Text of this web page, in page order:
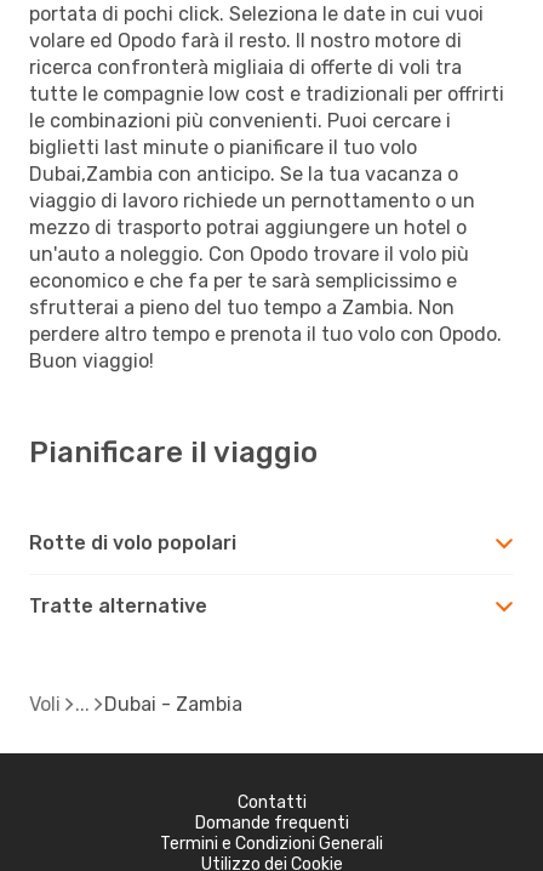
portata di pochi click. Seleziona le date in cui vuoi
volare ed Opodo farà il resto. Il nostro motore di
ricerca confronterà migliaia di offerte di voli tra
tutte le compagnie low cost e tradizionali per offrirti
le combinazioni più convenienti. Puoi cercare i
biglietti last minute o pianificare il tuo volo
Dubai,Zambia con anticipo. Se la tua vacanza o
viaggio di lavoro richiede un pernottamento o un
mezzo di trasporto potrai aggiungere un hotel o
un'auto a noleggio. Con Opodo trovare il volo più
economico e che fa per te sarà semplicissimo e
sfrutterai a pieno del tuo tempo a Zambia. Non
perdere altro tempo e prenota il tuo volo con Opodo.
Buon viaggio!
Pianificare il viaggio
Rotte di volo popolari
Tratte alternative
Voli Dubai - Zambia
Contatti
Domande frequenti
Termini e Condizioni Generali
Utilizzo dei Cookie